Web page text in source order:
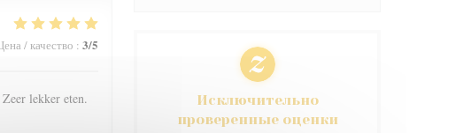
/ качество : 3/5
lekker eten.
Исключительно
проверенные оценки